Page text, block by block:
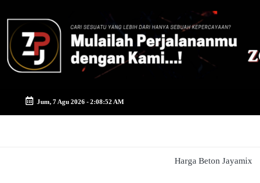
content
Jum, 7 Agu 2026 - 2:08:52 AM
Harga Beton Jayamix